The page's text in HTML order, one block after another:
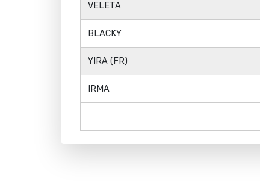
VELETA
BLACKY
YIRA (FR)
IRMA